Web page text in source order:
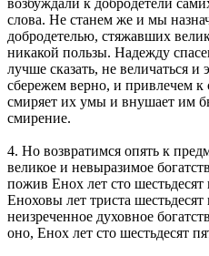
слова. Не станем же и мы
добродетелью, стяжавших
никакой пользы. Надежду
лучше сказать, не величаться
сбережем верно, и привлечем
смиряет их умы и внушает им
смирение.
4. Но возвратимся опять к
великое и невыразимое
пожив Енох лет сто
Еноховы лет триста
неизреченное духовное
оно, Енох лет сто шестьдесят